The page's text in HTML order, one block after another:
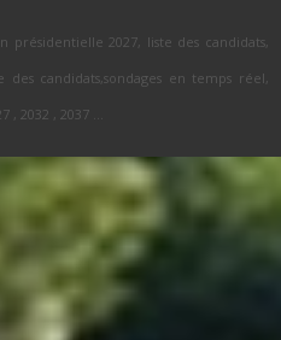
2027, liste des candidats,
des candidats,sondages en temps réel,
2032 , 2037 ...